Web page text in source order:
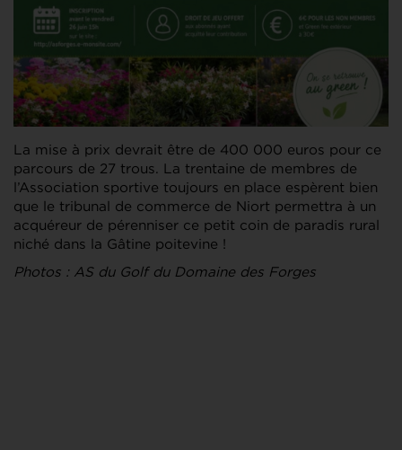
La mise à prix devrait être de 400 000 euros pour ce
parcours de 27 trous. La trentaine de membres de
l’Association sportive toujours en place espèrent bien
que le tribunal de commerce de Niort permettra à un
acquéreur de pérenniser ce petit coin de paradis rural
niché dans la Gâtine poitevine !
Photos : AS du Golf du Domaine des Forges